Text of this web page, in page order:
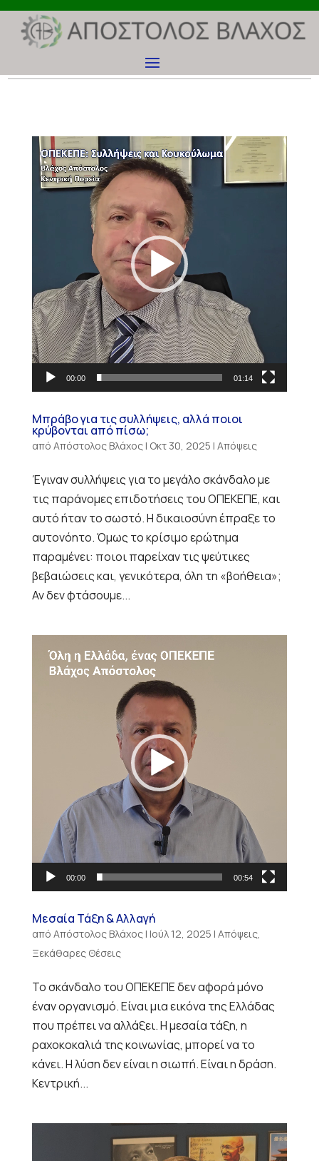
Πρόγραμμα
Αναπαραγωγής
Βίντεο
00:00 01:14
Μπράβο για τις συλλήψεις, αλλά ποιοι
κρύβονται από πίσω;
από Απόστολος Βλάχος| Οκτ 30, 2025 | Απόψεις
Έγιναν συλλήψεις για το μεγάλο σκάνδαλο με
τις παράνομες επιδοτήσεις του ΟΠΕΚΕΠΕ, και
αυτό ήταν το σωστό. Η δικαιοσύνη έπραξε το
αυτονόητο. Όμως το κρίσιμο ερώτημα
παραμένει: ποιοι παρείχαν τις ψεύτικες
βεβαιώσεις και, γενικότερα, όλη τη «βοήθεια»;
Αν δεν φτάσουμε...
Αναπαραγωγής
00:00 00:54
Μεσαία Τάξη & Αλλαγή
από Απόστολος Βλάχος| Ιούλ 12, 2025 | Απόψεις,
Ξεκάθαρες Θέσεις
Το σκάνδαλο του ΟΠΕΚΕΠΕ δεν αφορά μόνο
έναν οργανισμό. Είναι μια εικόνα της Ελλάδας
που πρέπει να αλλάξει. Η μεσαία τάξη, η
ραχοκοκαλιά της κοινωνίας, μπορεί να το
κάνει. Η λύση δεν είναι η σιωπή. Είναι η δράση.
Κεντρική...